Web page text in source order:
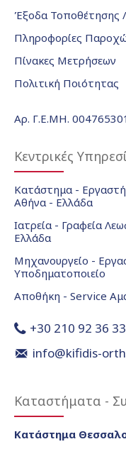
Έξοδα Τοποθέτησης
Πληροφορίες
Πίνακες Μετρήσεων
Πολιτική Ποιότητας
Αρ. Γ.Ε.ΜΗ.
Κεντρικές
Κατάστημα -
Αθήνα - Ελλάδα
Ιατρεία - Γραφεία
Ελλάδα
Μηχανουργείο -
Υποδηματοποιείο
Αποθήκη - Service
+30 210 92 36
info@kifidis-
Καταστήματα -
Κατάστημα